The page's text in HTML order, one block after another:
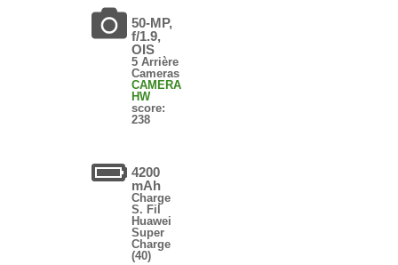
50-MP,
f/1.9,
OIS
5 Arrière
Cameras
CAMERA
HW
score:
238
4200
mAh
Charge
S. Fil
Huawei
Super
Charge
(40)